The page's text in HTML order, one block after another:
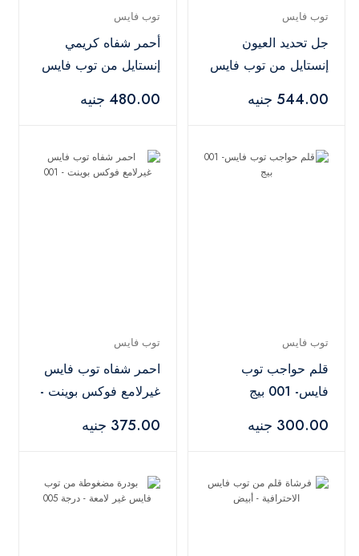
توب فايس
جل تحديد العيون
إنستايل من توب فايس
544.00 جنيه
توب فايس
أحمر شفاه كريمي
إنستايل من توب فايس
480.00 جنيه
توب فايس
قلم حواجب توب
فايس- 001 بيج
300.00 جنيه
توب فايس
احمر شفاه توب فايس
غيرلامع فوكس بوينت -
375.00 جنيه